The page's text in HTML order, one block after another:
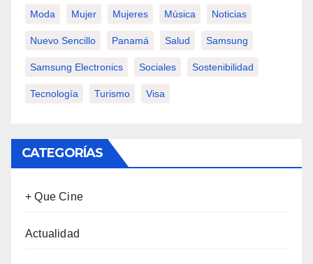
Moda Mujer Mujeres Música Noticias
Nuevo Sencillo Panamá Salud Samsung
Samsung Electronics Sociales Sostenibilidad
Tecnología Turismo Visa
CATEGORÍAS
+ Que Cine
Actualidad